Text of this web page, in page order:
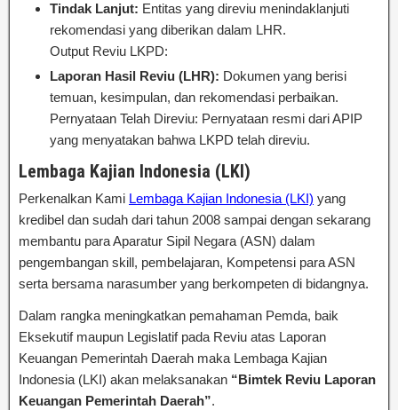
Tindak Lanjut: Entitas yang direviu menindaklanjuti
rekomendasi yang diberikan dalam LHR.
Output Reviu LKPD:
Laporan Hasil Reviu (LHR): Dokumen yang berisi
temuan, kesimpulan, dan rekomendasi perbaikan.
Pernyataan Telah Direviu: Pernyataan resmi dari APIP
yang menyatakan bahwa LKPD telah direviu.
Lembaga Kajian Indonesia (LKI)
Perkenalkan Kami Lembaga Kajian Indonesia (LKI) yang
kredibel dan sudah dari tahun 2008 sampai dengan sekarang
membantu para Aparatur Sipil Negara (ASN) dalam
pengembangan skill, pembelajaran, Kompetensi para ASN
serta bersama narasumber yang berkompeten di bidangnya.
Dalam rangka meningkatkan pemahaman Pemda, baik
Eksekutif maupun Legislatif pada Reviu atas Laporan
Keuangan Pemerintah Daerah maka Lembaga Kajian
Indonesia (LKI) akan melaksanakan “Bimtek Reviu Laporan
Keuangan Pemerintah Daerah”.